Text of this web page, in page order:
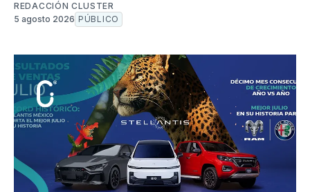
REDACCIÓN CLUSTER
5 agosto 2026 PÚBLICO